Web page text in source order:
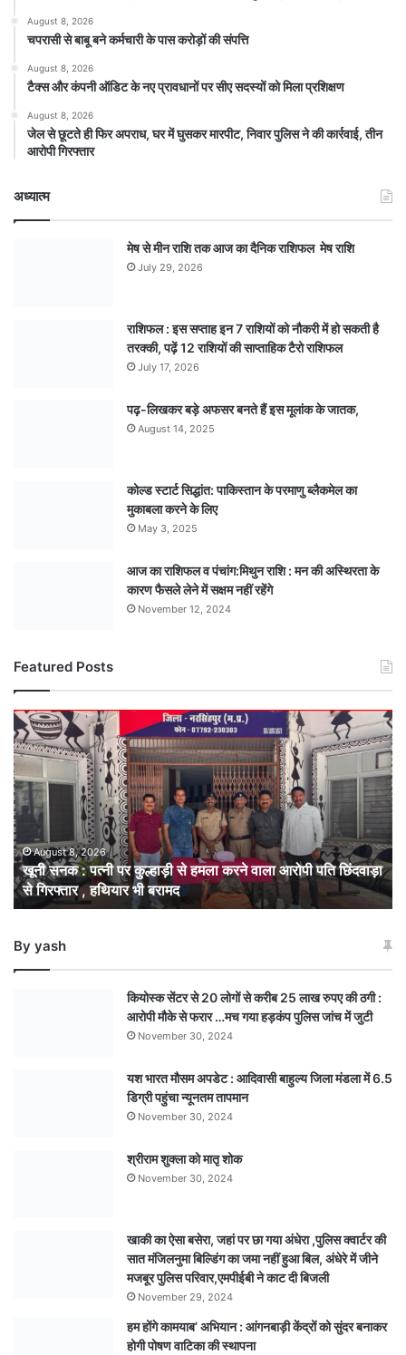
August 8, 2026
चपरासी से बाबू बने कर्मचारी के पास करोड़ों की संपत्ति
August 8, 2026
टैक्स और कंपनी ऑडिट के नए प्रावधानों पर सीए सदस्यों को मिला प्रशिक्षण
August 8, 2026
जेल से छूटते ही फिर अपराध, घर में घुसकर मारपीट, निवार पुलिस ने की कार्रवाई, तीन
आरोपी गिरफ्तार
अध्यात्म
मेष से मीन राशि तक आज का दैनिक राशिफल मेष राशि
July 29, 2026
राशिफल : इस सप्ताह इन 7 राशियों को नौकरी में हो सकती है
तरक्की, पढ़ें 12 राशियों की साप्ताहिक टैरो राशिफल
July 17, 2026
पढ़-लिखकर बड़े अफसर बनते हैं इस मूलांक के जातक,
August 14, 2025
कोल्ड स्टार्ट सिद्धांत: पाकिस्तान के परमाणु ब्लैकमेल का
मुकाबला करने के लिए
May 3, 2025
आज का राशिफल व पंचांग:मिथुन राशि : मन की अस्थिरता के
कारण फैसले लेने में सक्षम नहीं रहेंगे
November 12, 2024
Featured Posts
खूनी
सनक
:
पत्नी
पर
कुल्हाड़ी
से
हमला
करने
वाला
आरोपी
छिंदवाड़ा
August 8, 2026
खूनी सनक : पत्नी पर कुल्हाड़ी से हमला करने वाला आरोपी पति छिंदवाड़ा
से गिरफ्तार , हथियार भी बरामद
By yash
कियोस्क सेंटर से 20 लोगों से करीब 25 लाख रुपए की ठगी :
आरोपी मौके से फरार …मच गया हड़कंप पुलिस जांच में जुटी
November 30, 2024
यश भारत मौसम अपडेट : आदिवासी बाहुल्य जिला मंडला में 6.5
डिग्री पहुंचा न्यूनतम तापमान
November 30, 2024
श्रीराम शुक्ला को मातृ शोक
November 30, 2024
खाकी का ऐसा बसेरा, जहां पर छा गया अंधेरा ,पुलिस क्वार्टर की
सात मंजिलनुमा बिल्डिंग का जमा नहीं हुआ बिल, अंधेरे में जीने
मजबूर पुलिस परिवार,एमपीईबी ने काट दी बिजली
November 29, 2024
हम होंगे कामयाब’ अभियान : आंगनबाड़ी केंद्रों को सुंदर बनाकर
होगी पोषण वाटिका की स्थापना